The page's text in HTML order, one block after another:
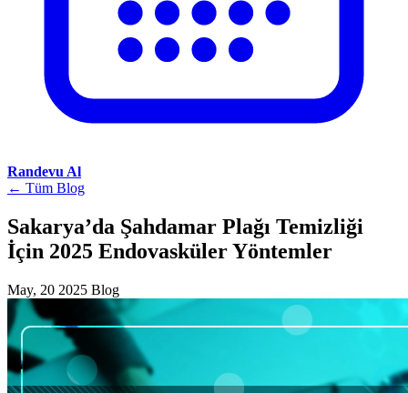
Randevu Al
← Tüm Blog
Sakarya’da Şahdamar Plağı Temizliği
İçin 2025 Endovasküler Yöntemler
May, 20 2025 Blog